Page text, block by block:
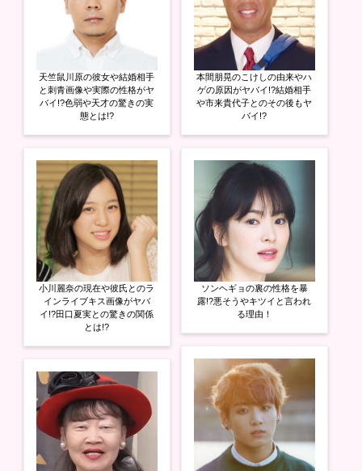
ウ
で
開
き
ま
ッ
ク
し
て
く
だ
い
(
新
し
い
ウ
ン
ウ
で
き
ま
す
)
新
し
い
ウ
ィ
ウ
で
開
き
ま
天竺鼠川原の彼女や結婚相手
と刺青画像や実際の性格がヤ
バイ!?色弱や天才の驚きの実
態とは!?
小川麗奈の現在や彼氏とのラ
インライブキス画像がヤバ
イ!?田口夏実との驚きの関係
とは!?
本間朋晃のこけしの由来やハ
ゲの原因がヤバイ!?結婚相手
や市来貴代子とのその後もヤ
バイ!?
ソンヘギョの裏の性格を暴
露!?悪そうやキツイと言われ
る理由！